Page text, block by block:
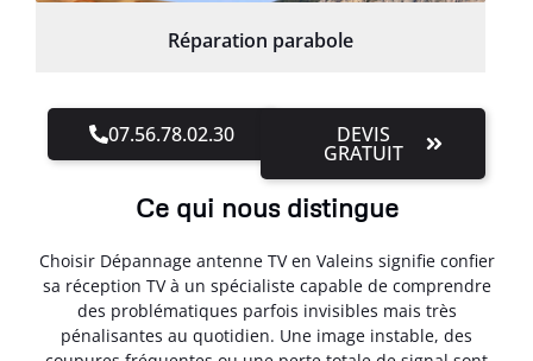
Réparation parabole
07.56.78.02.30 DEVIS
GRATUIT
Ce qui nous distingue
Choisir Dépannage antenne TV en Valeins signifie confier
sa réception TV à un spécialiste capable de comprendre
des problématiques parfois invisibles mais très
pénalisantes au quotidien. Une image instable, des